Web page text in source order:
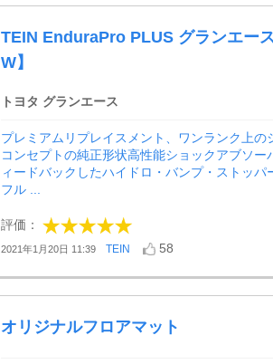
TEIN EnduraPro PLUS グランエー
W】
トヨタ グランエース
プレミアムリプレイスメント、ワンランク上の
コンセプトの純正形状高性能ショックアブソー
ィードバックしたハイドロ・バンプ・ストッパ
フル ...
評価：
2021年1月20日 11:39 TEIN 58
オリジナルフロアマット